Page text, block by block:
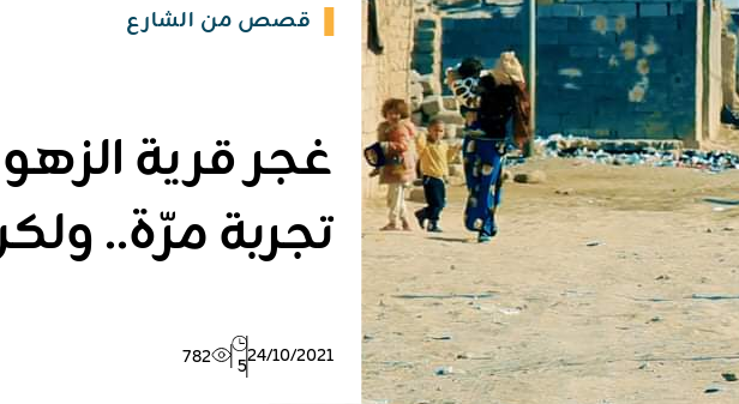
قصص من الشارع
غجر قرية
تجربة مرّة..
24/10/2021
5
782